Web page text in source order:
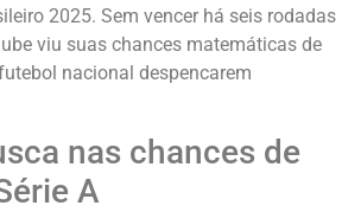
2025. Sem vencer há seis rodadas
viu suas chances matemáticas de
nacional despencarem
nas chances de
A